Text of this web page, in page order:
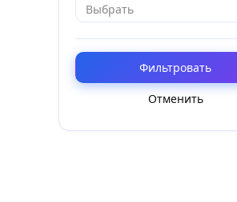
Выбрать
Фильтровать
Отменить